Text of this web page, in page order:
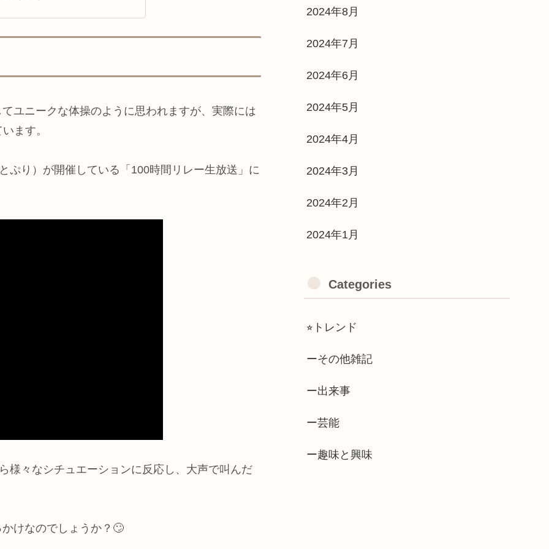
ユニークな体操のように思われますが、実際には
ます。
ぷり）が開催している「100時間リレー生放送」に
様々なシチュエーションに反応し、大声で叫んだ
けなのでしょうか？🙄
2024年8月
2024年7月
2024年6月
2024年5月
2024年4月
2024年3月
2024年2月
2024年1月
Categories
⭐︎トレンド
ーその他雑記
ー出来事
ー芸能
ー趣味と興味